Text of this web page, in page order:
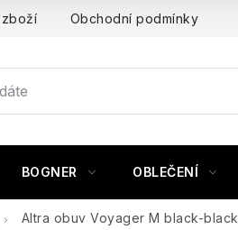
zboží Obchodní podmínky
BOGNER OBLEČENÍ
Altra obuv Voyager M black-black